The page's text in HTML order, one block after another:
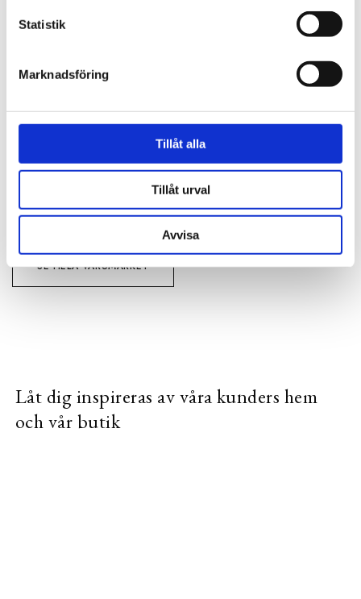
Statistik
Marknadsföring
Tillåt alla
Tillåt urval
Avvisa
30 dagars öppet köp - gäller ej företagskunder eller beställningsvaror
VISA ALLT INOM LAMPSKÄRMAR
SE HELA VARUMÄRKET
Låt dig inspireras av våra kunders hem
och vår butik